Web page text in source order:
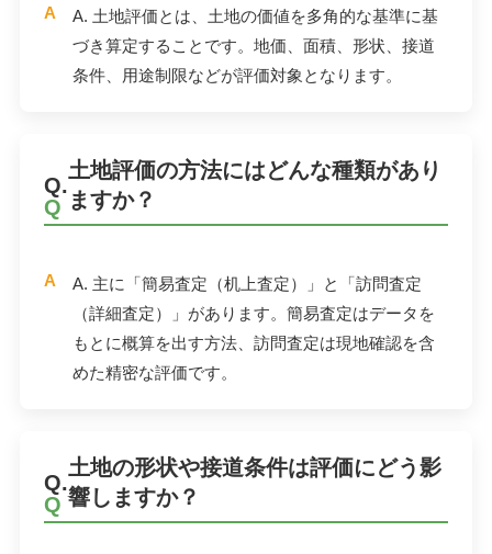
A. 土地評価とは、土地の価値を多角的な基準に基
づき算定することです。地価、面積、形状、接道
条件、用途制限などが評価対象となります。
Q.
土地評価の方法にはどんな種類があり
ますか？
A. 主に「簡易査定（机上査定）」と「訪問査定
（詳細査定）」があります。簡易査定はデータを
もとに概算を出す方法、訪問査定は現地確認を含
めた精密な評価です。
Q.
土地の形状や接道条件は評価にどう影
響しますか？